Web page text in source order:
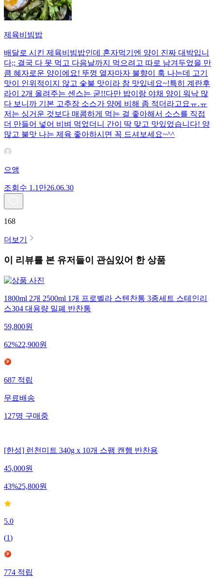
제육비빔밥
배달로 시킨 제육비빔밥인데 혼자먹기엔 양이 진짜 대박입니
다;; 결국 다 못 먹고 다음날까지 먹으려고 따로 남겨두었을 만
큼 혜자로운 양이에요! 뚜껑 열자마자 불향이 훅 나는데 고기
맛이 인위적이지 않고 숯불 맛이라 참 맛있네요~!특히 계란후
라이 2개 올려주는 센스는 굳!! ​다만 밥이랑 야채 양이 워낙 많
다 보니까 기본 고추장 소스가 양에 비해 좀 적더라고요ㅠ.ㅠ
저는 싱거운 것보다 매콤하게 먹는 걸 좋아해서 소스를 직접
더 만들어 넣어 비벼 먹었더니 간이 딱 맞고 맛있었습니다! 양
많고 불맛 나는 제육 좋아하시면 꼭 드셔보세요~^^
으앵
조회수 1.1만26.06.30
168
더보기
이 리뷰를 본 유저들이 관심있어 한 상품
1800ml 2개 2500ml 1개 프로벨라 스텐찬통 3종세트 스테인리
스304 대용량 밀폐 반찬통
59,800원
62%22,900원
687 적립
무료배송
127명 구매중
[한성] 런천미트 340g x 10개 스팸 캔햄 반찬용
45,000원
43%25,800원
5.0
(1)
774 적립